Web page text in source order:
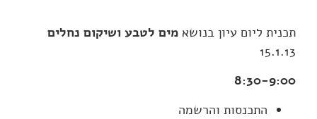
תכנית ליום עיון בנושא מים לטבע ושיקום נחלים
15.1.13
8:30-9:00
התכנסות והרשמה